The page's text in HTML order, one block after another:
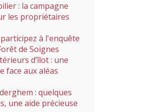
: la campagne
les propriétaires
à l'enquête
de Soignes
d’îlot : une
face aux aléas
: quelques
une aide précieuse